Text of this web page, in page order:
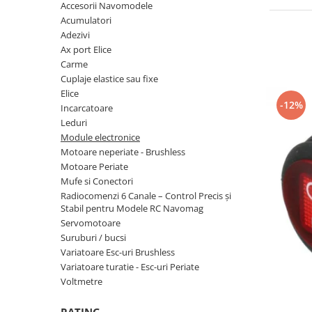
Motoare Periate
Mufe si Conectori
Radiocomenzi 6 Canale – Control
Precis și Stabil pentru Modele RC
Servomotoare
Suruburi / bucsi
Variatoare Esc-uri Brushless
Variatoare turatie - Esc-uri Periate
Genti si accesorii femei
Caciuli si Palarii
Haine Ciclism
Haine dama
Pantaloni barbati
Iluminat & electrice
Imbracaminte
Incarcatoare telefoane
Ingrijire personala & Cosmetice
Playere si Boxe portabile
Retelistica & Supraveghere
Scule Electrice
Smartwatch-uri
Accesorii Navomodele
Acumulatori
Adezivi
Ax port Elice
Carme
Cuplaje elastice sau fixe
Elice
Incarcatoare
Leduri
Module electronice
Motoare neperiate - Brushless
Motoare Periate
Mufe si Conectori
Radiocomenzi 6 Canale – Control Precis și
Stabil pentru Modele RC Navomag
Servomotoare
Suruburi / bucsi
Variatoare Esc-uri Brushless
Variatoare turatie - Esc-uri Periate
Voltmetre
-12%